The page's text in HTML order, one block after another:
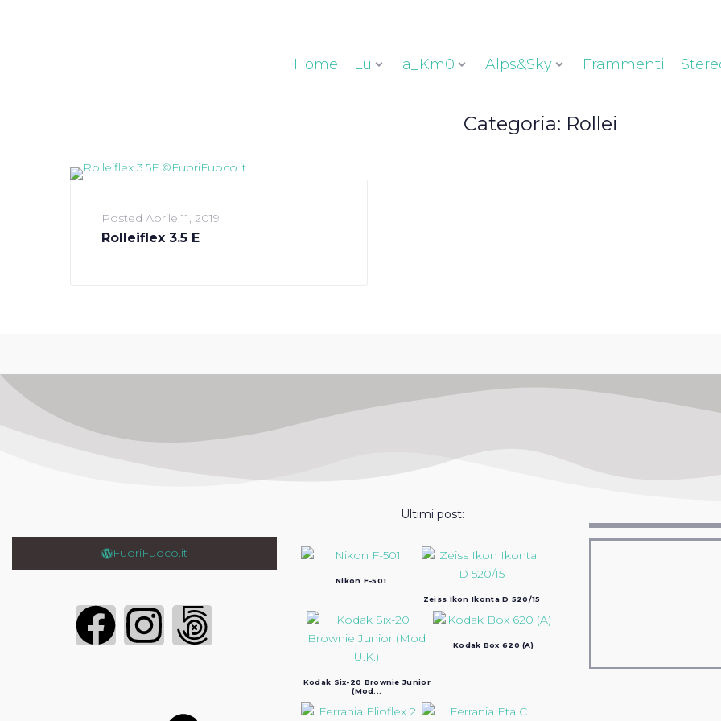
Home Lu a_Km0 Alps&Sky Frammenti
Categoria: Rollei
Posted Aprile 11, 2019
Rolleiflex 3.5 E
FuoriFuoco.it
Ultimi post:
Nikon F-501
Zeiss Ikon Ikonta D 520/15
Kodak Six-20 Brownie Junior
(Mod...
Kodak Box 620 (A)